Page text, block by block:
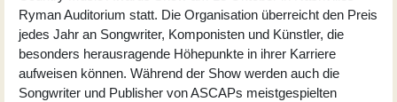
Ryman Auditorium statt. Die Organisation überreicht den Preis
jedes Jahr an Songwriter, Komponisten und Künstler, die
besonders herausragende Höhepunkte in ihrer Karriere
aufweisen können. Während der Show werden auch die
Songwriter und Publisher von ASCAPs meistgespielten